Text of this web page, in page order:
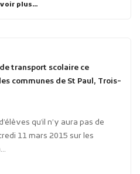
plus...
transport scolaire ce
communes de St Paul, Trois-
qu’il n’y aura pas de
11 mars 2015 sur les